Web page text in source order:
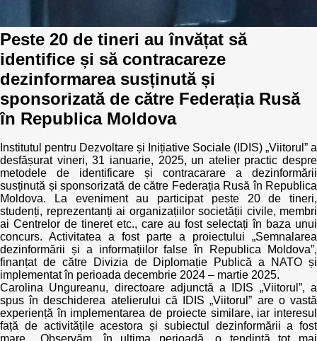
Peste 20 de tineri au învățat să
identifice și să contracareze
dezinformarea susținută și
sponsorizată de către Federația Rusă
în Republica Moldova
Institutul pentru Dezvoltare și Inițiative Sociale (IDIS) „Viitorul” a
desfășurat vineri, 31 ianuarie, 2025, un atelier practic despre
metodele de identificare și contracarare a dezinformării
susținută și sponsorizată de către Federația Rusă în Republica
Moldova. La eveniment au participat peste 20 de tineri,
studenți, reprezentanți ai organizațiilor societății civile, membri
ai Centrelor de tineret etc., care au fost selectați în baza unui
concurs. Activitatea a fost parte a proiectului „Semnalarea
dezinformării și a informațiilor false în Republica Moldova”,
finanțat de către Divizia de Diplomație Publică a NATO și
implementat în perioada decembrie 2024 – martie 2025.
Carolina Ungureanu, directoare adjunctă a IDIS „Viitorul”, a
spus în deschiderea atelierului că IDIS „Viitorul” are o vastă
experiență în implementarea de proiecte similare, iar interesul
față de activitățile acestora și subiectul dezinformării a fost
mare. „Observăm, în ultima perioadă, o tendință tot mai